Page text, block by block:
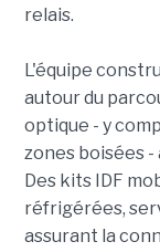
relais.
L'équipe
autour du
optique - y
zones boisées
Des kits IDF
réfrigérées,
assurant la